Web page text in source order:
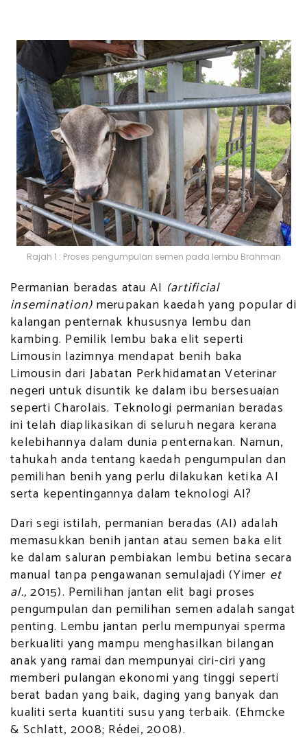
Rajah 1 : Proses pengumpulan semen pada lembu Brahman
Permanian beradas atau AI (artificial
insemination) merupakan kaedah yang popular di
kalangan penternak khususnya lembu dan
kambing. Pemilik lembu baka elit seperti
Limousin lazimnya mendapat benih baka
Limousin dari Jabatan Perkhidamatan Veterinar
negeri untuk disuntik ke dalam ibu bersesuaian
seperti Charolais. Teknologi permanian beradas
ini telah diaplikasikan di seluruh negara kerana
kelebihannya dalam dunia penternakan. Namun,
tahukah anda tentang kaedah pengumpulan dan
pemilihan benih yang perlu dilakukan ketika AI
serta kepentingannya dalam teknologi AI?
Dari segi istilah, permanian beradas (AI) adalah
memasukkan benih jantan atau semen baka elit
ke dalam saluran pembiakan lembu betina secara
manual tanpa pengawanan semulajadi (Yimer et
al., 2015). Pemilihan jantan elit bagi proses
pengumpulan dan pemilihan semen adalah sangat
penting. Lembu jantan perlu mempunyai sperma
berkualiti yang mampu menghasilkan bilangan
anak yang ramai dan mempunyai ciri-ciri yang
memberi pulangan ekonomi yang tinggi seperti
berat badan yang baik, daging yang banyak dan
kualiti serta kuantiti susu yang terbaik. (Ehmcke
& Schlatt, 2008; Rédei, 2008).